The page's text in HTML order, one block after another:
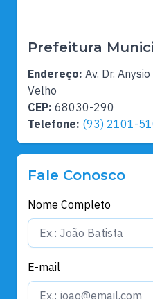
Prefeitura
Endereço: Av. Dr.
Velho
CEP: 68030-290
Telefone: (93) 2101-
Fale Conosco
Nome Completo
E-mail